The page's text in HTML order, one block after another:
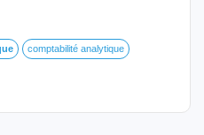
comptabilité analytique